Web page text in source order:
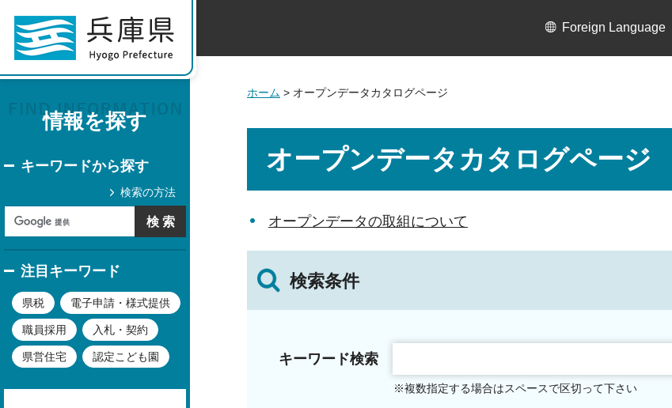
情報を探す
キーワードから探す
検索の方法
注目キーワード
県税 電子申請・様式提供
職員採用 入札・契約
県営住宅 認定こども園
Foreign Language
ホーム > オープンデータカタログページ
オープンデータカタログページ
オープンデータの取組について
検索条件
キーワード検索
※複数指定する場合はスペースで区切って下さい